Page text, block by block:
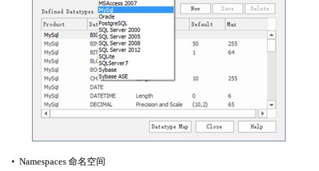
• Namespaces 命名空间